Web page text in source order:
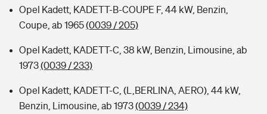
Opel Kadett, KADETT-B-COUPE F, 44 kW, Benzin,
Coupe, ab 1965(0039 / 205)
Opel Kadett, KADETT-C, 38 kW, Benzin, Limousine, ab
1973(0039 / 233)
Opel Kadett, KADETT-C, (L,BERLINA, AERO), 44 kW,
Benzin, Limousine, ab 1973(0039 / 234)